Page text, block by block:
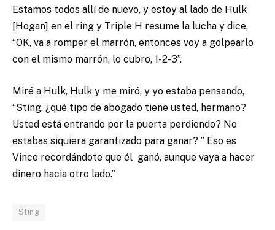
Estamos todos allí de nuevo, y estoy al lado de Hulk
[Hogan] en el ring y Triple H resume la lucha y dice,
“OK, va a romper el marrón, entonces voy a golpearlo
con el mismo marrón, lo cubro, 1-2-3”.
Miré a Hulk, Hulk y me miró, y yo estaba pensando,
“Sting, ¿qué tipo de abogado tiene usted, hermano?
Usted está entrando por la puerta perdiendo? No
estabas siquiera garantizado para ganar? ” Eso es
Vince recordándote que él ganó, aunque vaya a hacer
dinero hacia otro lado.”
Sting